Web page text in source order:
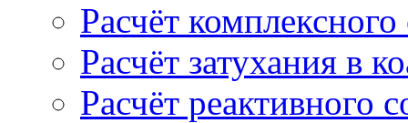
Расчёт
Расчёт затухания в
Расчёт реактивного